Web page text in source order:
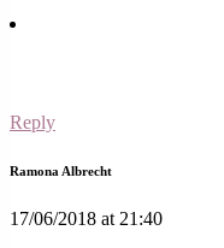
Reply
Ramona Albrecht
17/06/2018 at 21:40